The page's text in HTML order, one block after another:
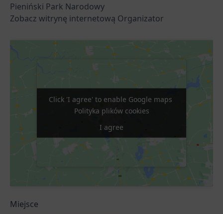
Pieniński Park Narodowy
Zobacz witrynę internetową Organizator
Miejsce
Click 'I agree' to enable Google maps
Polityka plików cookies
I agree
Click 'I agree' to enable Google maps
Polityka plików cookies
I agree